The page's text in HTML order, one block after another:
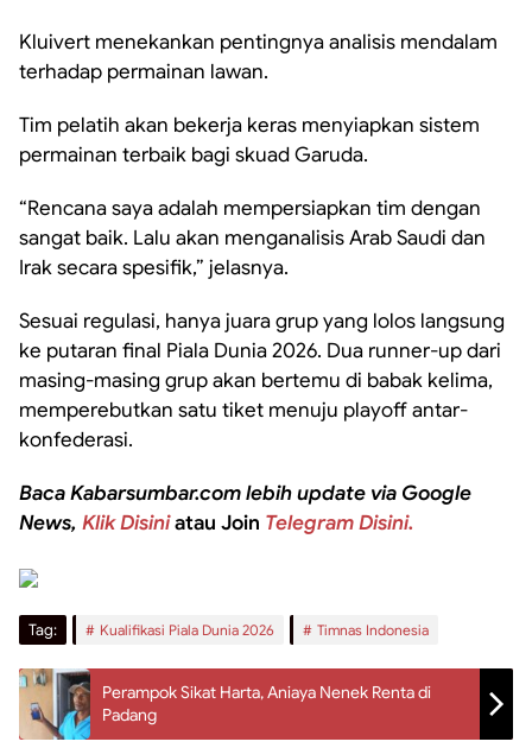
Kluivert menekankan pentingnya analisis mendalam
terhadap permainan lawan.
Tim pelatih akan bekerja keras menyiapkan sistem
permainan terbaik bagi skuad Garuda.
“Rencana saya adalah mempersiapkan tim dengan
sangat baik. Lalu akan menganalisis Arab Saudi dan
Irak secara spesifik,” jelasnya.
Sesuai regulasi, hanya juara grup yang lolos langsung
ke putaran final Piala Dunia 2026. Dua runner-up dari
masing-masing grup akan bertemu di babak kelima,
memperebutkan satu tiket menuju playoff antar-
konfederasi.
Baca Kabarsumbar.com lebih update via Google
News, Klik Disiniatau Join Telegram Disini.
Tag: Kualifikasi Piala Dunia 2026 Timnas Indonesia
Perampok Sikat Harta, Aniaya Nenek Renta di
Padang